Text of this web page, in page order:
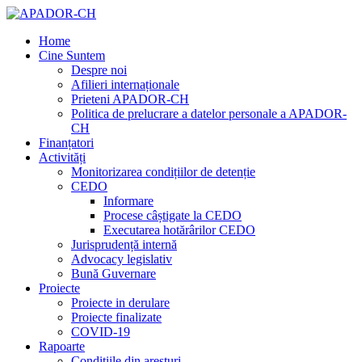
Home
Cine Suntem
Despre noi
Afilieri internaționale
Prieteni APADOR-CH
Politica de prelucrare a datelor personale a APADOR-
CH
Finanțatori
Activități
Monitorizarea condițiilor de detenție
CEDO
Informare
Procese câștigate la CEDO
Executarea hotărârilor CEDO
Jurisprudență internă
Advocacy legislativ
Bună Guvernare
Proiecte
Proiecte in derulare
Proiecte finalizate
COVID-19
Rapoarte